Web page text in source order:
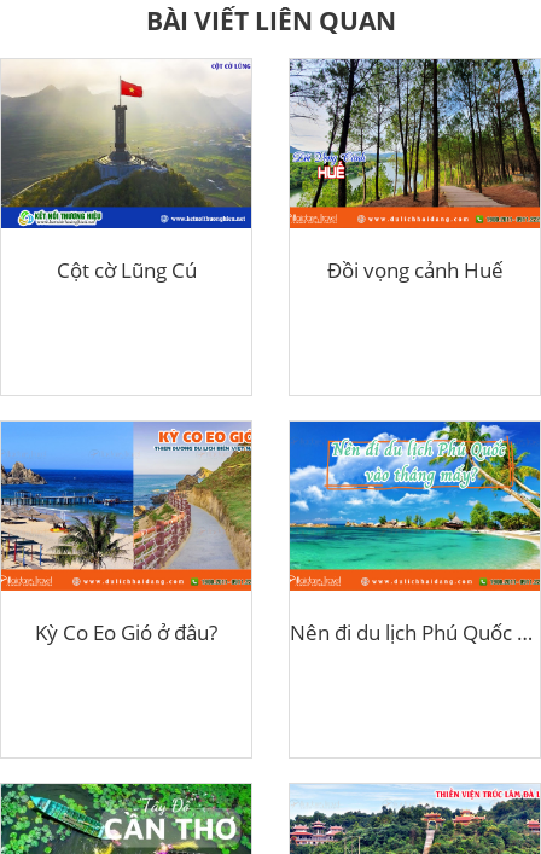
BÀI VIẾT LIÊN QUAN
Cột cờ Lũng Cú Đồi vọng cảnh Huế
Kỳ Co Eo Gió ở đâu? Nên đi du lịch Phú Quốc vào tháng mấy?